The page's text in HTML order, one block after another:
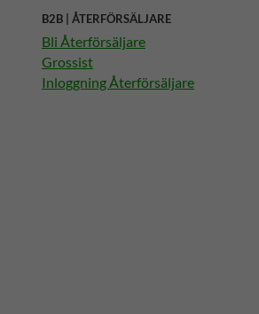
B2B | ÅTERFÖRSÄLJARE
Bli Återförsäljare
Grossist
Inloggning Återförsäljare